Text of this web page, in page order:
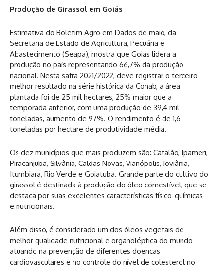
Produção de Girassol em Goiás
Estimativa do Boletim Agro em Dados de maio, da
Secretaria de Estado de Agricultura, Pecuária e
Abastecimento (Seapa), mostra que Goiás lidera a
produção no país representando 66,7% da produção
nacional. Nesta safra 2021/2022, deve registrar o terceiro
melhor resultado na série histórica da Conab, a área
plantada foi de 25 mil hectares, 25% maior que a
temporada anterior, com uma produção de 39,4 mil
toneladas, aumento de 97%. O rendimento é de 1,6
toneladas por hectare de produtividade média.
Os dez municípios que mais produzem são: Catalão, Ipameri,
Piracanjuba, Silvânia, Caldas Novas, Vianópolis, Joviânia,
Itumbiara, Rio Verde e Goiatuba. Grande parte do cultivo do
girassol é destinada à produção do óleo comestível, que se
destaca por suas excelentes características físico-químicas
e nutricionais.
Além disso, é considerado um dos óleos vegetais de
melhor qualidade nutricional e organoléptica do mundo
atuando na prevenção de diferentes doenças
cardiovasculares e no controle do nível de colesterol no